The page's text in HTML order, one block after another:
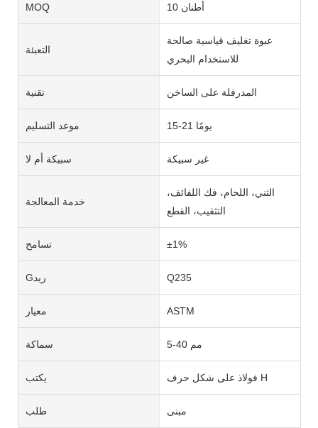
MOQ 10 أطنان
التعبئة
عبوة تغليف قياسية صالحة
للاستخدام البحري
تقنية المدرفلة على الساخن
موعد التسليم 15-21 يومًا
سبيكة أم لا غير سبيكة
خدمة المعالجة
الثني، اللحام، فك اللفائف،
التثقيب، القطع
تسامح ±1%
Gريد Q235
معيار ASTM
سماكة 5-40 مم
يكتب فولاذ على شكل حرف H
طلب مبنى